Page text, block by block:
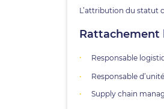
L’attribution du statut
Rattachement
Responsable
Responsable
Supply chain